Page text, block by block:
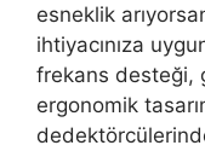
esneklik
ihtiyacınıza
frekans desteği,
ergonomik